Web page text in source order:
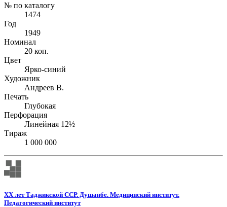
№ по каталогу
1474
Год
1949
Номинал
20 коп.
Цвет
Ярко-синий
Художник
Андреев В.
Печать
Глубокая
Перфорация
Линейная 12½
Тираж
1 000 000
XX лет Таджикской ССР. Душанбе. Медицинский институт.
Педагогический институт